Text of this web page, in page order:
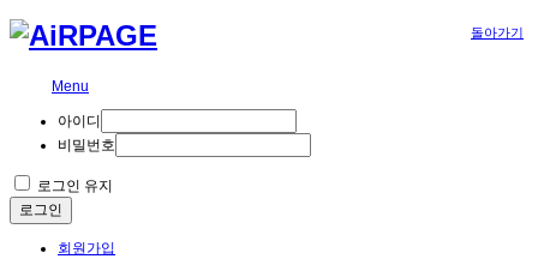
Menu
아이디
비밀번호
로그인 유지
로그인
회원가입
돌아가기